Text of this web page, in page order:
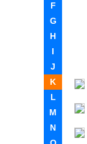
F
G
H
I
J
K
L
M
N